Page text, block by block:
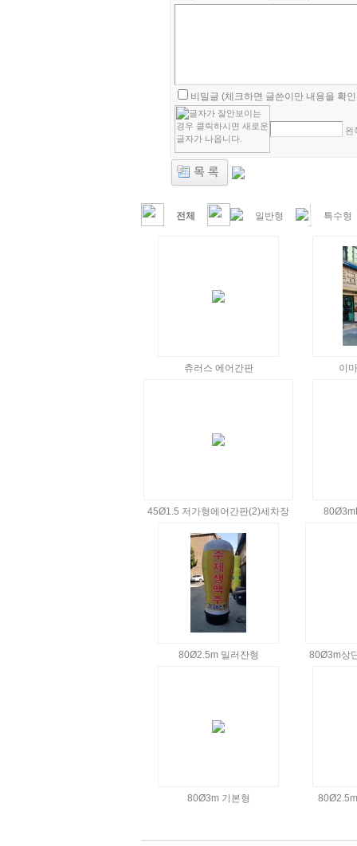
비밀글 (체크하면 글쓴이만 내용을 확
왼
전체 일반형 특수형
츄러스 에어간판 이
45Ø1.5 저가형에어간판(2)세차장
80Ø2.5m 밀러잔형 80Ø3m상
80Ø3m 기본형